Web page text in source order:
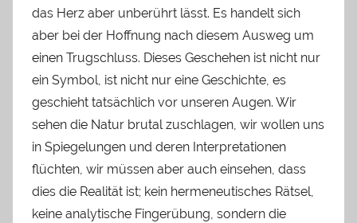
das Herz aber unberührt lässt. Es handelt sich
aber bei der Hoffnung nach diesem Ausweg um
einen Trugschluss. Dieses Geschehen ist nicht nur
ein Symbol, ist nicht nur eine Geschichte, es
geschieht tatsächlich vor unseren Augen. Wir
sehen die Natur brutal zuschlagen, wir wollen uns
in Spiegelungen und deren Interpretationen
flüchten, wir müssen aber auch einsehen, dass
dies die Realität ist; kein hermeneutisches Rätsel,
keine analytische Fingerübung, sondern die